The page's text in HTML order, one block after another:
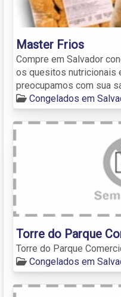
Master Frios
Compre em Salvador
os quesitos nutricionais
preocupamos com sua
Congelados em
Torre do Parque
Torre do Parque
Congelados em